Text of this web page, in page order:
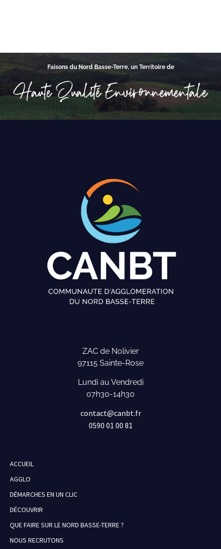
Faisons du Nord Basse-Terre, un Territoire de
Haute Qualité Environnementale
ZAC de Nolivier
97115 Sainte-Rose
Lundi au Vendredi
07h30-14h30
contact@canbt.fr
0590 01 00 81
ACCUEIL
AGGLO
DÉMARCHES EN UN CLIC
DÉCOUVRIR
QUE FAIRE SUR LE NORD BASSE-TERRE ?
NOUS RECRUTONS